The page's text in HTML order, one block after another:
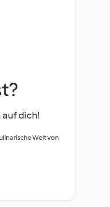
auf dich!
Welt von